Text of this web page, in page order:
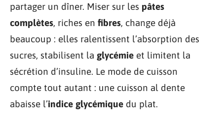
partager un dîner. Miser sur les pâtes
complètes, riches en fibres, change déjà
beaucoup : elles ralentissent l’absorption des
sucres, stabilisent la glycémie et limitent la
sécrétion d’insuline. Le mode de cuisson
compte tout autant : une cuisson al dente
abaisse l’indice glycémique du plat.